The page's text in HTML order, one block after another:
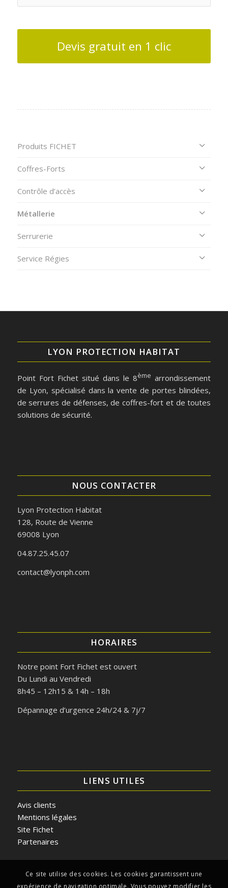
Devis gratuit en 1 clic
Produits FICHET
Coffres-Forts
Contrôle d’accès
Métallerie
Serrurerie
Service Régies
LYON PROTECTION HABITAT
Point Fort Fichet situé dans le 8ème arrondissement
de Lyon, spécialisé dans la vente de portes blindées,
de serrures de défenses, de coffres-fort et de toutes
solutions de sécurité.
NOUS CONTACTER
Lyon Protection Habitat
128, Route de Vienne
69008 Lyon
04.87.25.45.07
contact@lyonph.com
HORAIRES
Notre point Fort Fichet est ouvert
Du Lundi au Vendredi
8h45 – 12h15 & 14h – 18h
Dépannage d’urgence 24h/24 & 7j/7
LIENS UTILES
Avis clients
Mentions légales
Site Fichet
Partenaires
Ce site utilise des cookies. Les cookies garantissent une